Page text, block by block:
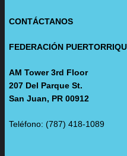
CONTÁCTANOS
FEDERACIÓN
AM Tower 3rd Floor
207 Del Parque St.
San Juan, PR 00912
Teléfono: (787) 418-1089